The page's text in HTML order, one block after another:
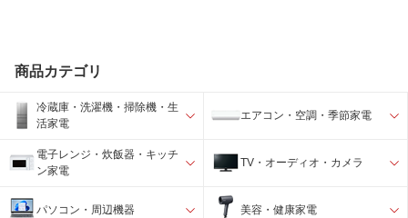
商品カテゴリ
冷蔵庫・洗濯機・掃除機・生
活家電
エアコン・空調・季節家電
電子レンジ・炊飯器・キッチ
ン家電
TV・オーディオ・カメラ
パソコン・周辺機器 美容・健康家電